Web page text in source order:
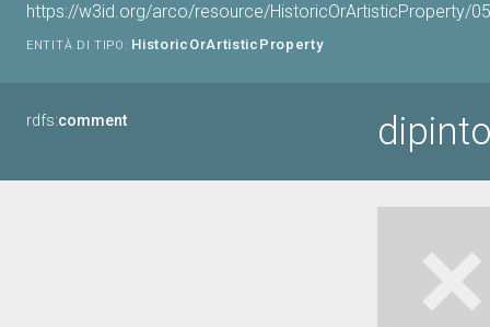
https://w3id.org/arco/resource/HistoricOrArtisticProperty/
ENTITÀ DI TIPO: HistoricOrArtisticProperty
rdfs:comment